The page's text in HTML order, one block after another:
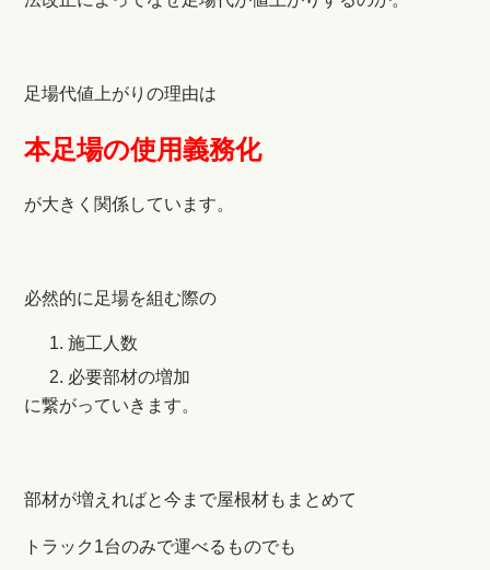
足場代値上がりの理由は
本足場の使用義務化
が大きく関係しています。
必然的に足場を組む際の
施工人数
必要部材の増加
に繋がっていきます。
部材が増えればと今まで屋根材もまとめて
トラック1台のみで運べるものでも